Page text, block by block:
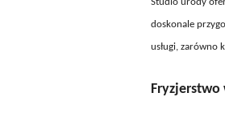
doskonale
usługi, zarówno